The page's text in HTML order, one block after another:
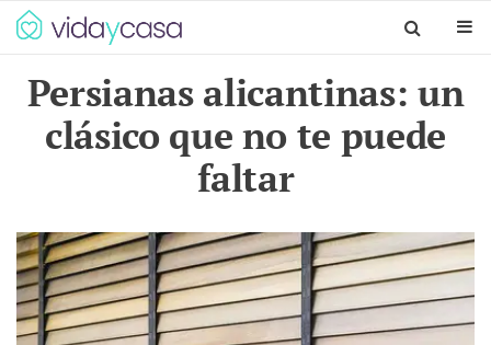
Persianas alicantinas: un
clásico que no te puede
faltar